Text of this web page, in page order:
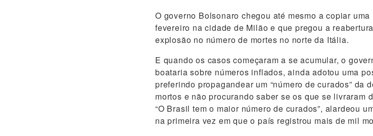
O governo Bolsonaro chegou até mesmo a copiar
fevereiro na cidade de Milão e que pregou a
explosão no número de mortes no norte da Itália.
E quando os casos começaram a se acumular, o
boataria sobre números inflados, ainda adotou uma
preferindo propagandear um “número de curados” da
mortos e não procurando saber se os que se livraram
“O Brasil tem o maior número de curados”, alardeou
na primeira vez em que o país registrou mais de mil